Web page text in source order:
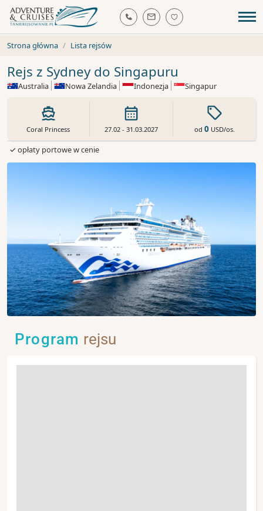
Strona główna Lista rejsów
Rejs z Sydney do Singapuru
Australia Nowa Zelandia Indonezja Singapur
Coral Princess 27.02 - 31.03.2027 od 0USD/os.
✓ opłaty portowe w cenie
Program rejsu